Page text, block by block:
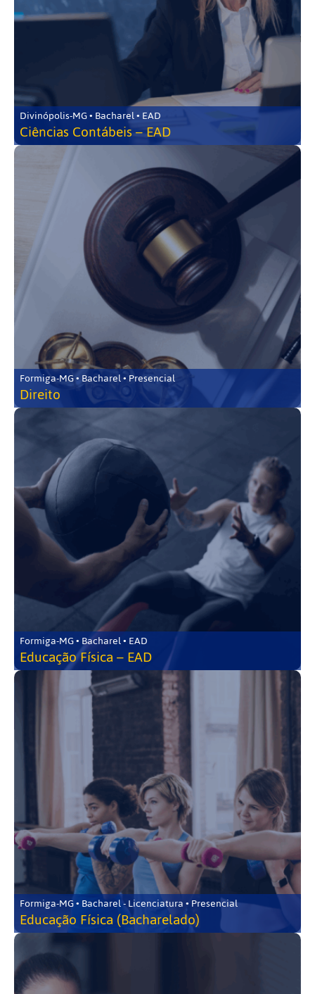
Divinópolis-MG • Bacharel • EAD
Ciências Contábeis – EAD
Formiga-MG • Bacharel • Presencial
Direito
Formiga-MG • Bacharel • EAD
Educação Física – EAD
Formiga-MG • Bacharel - Licenciatura • Presencial
Educação Física (Bacharelado)